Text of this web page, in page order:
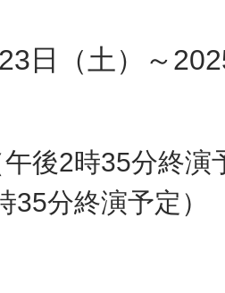
日（土）～
後2時35分終演
35分終演予定）